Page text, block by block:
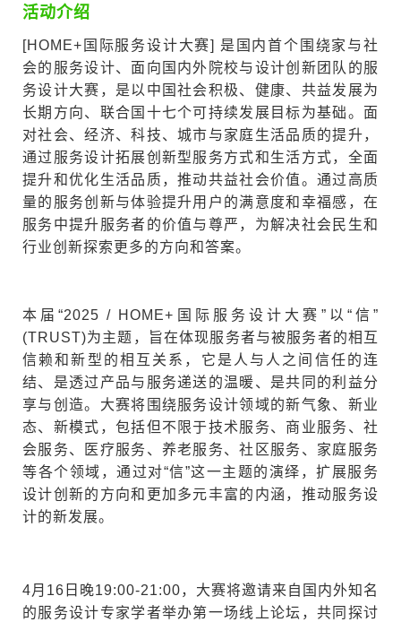
活动介绍
[HOME+国际服务设计大赛] 是国内首个围绕家与社
会的服务设计、面向国内外院校与设计创新团队的服
务设计大赛，是以中国社会积极、健康、共益发展为
长期方向、联合国十七个可持续发展目标为基础。面
对社会、经济、科技、城市与家庭生活品质的提升，
通过服务设计拓展创新型服务方式和生活方式，全面
提升和优化生活品质，推动共益社会价值。通过高质
量的服务创新与体验提升用户的满意度和幸福感，在
服务中提升服务者的价值与尊严，为解决社会民生和
行业创新探索更多的方向和答案。
本届“2025 / HOME+国际服务设计大赛”以“信”
(TRUST)为主题，旨在体现服务者与被服务者的相互
信赖和新型的相互关系，它是人与人之间信任的连
结、是透过产品与服务递送的温暖、是共同的利益分
享与创造。大赛将围绕服务设计领域的新气象、新业
态、新模式，包括但不限于技术服务、商业服务、社
会服务、医疗服务、养老服务、社区服务、家庭服务
等各个领域，通过对“信”这一主题的演绎，扩展服务
设计创新的方向和更加多元丰富的内涵，推动服务设
计的新发展。
4月16日晚19:00-21:00，大赛将邀请来自国内外知名
的服务设计专家学者举办第一场线上论坛，共同探讨